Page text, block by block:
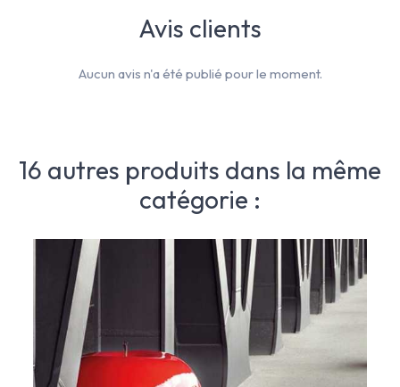
Avis clients
Aucun avis n'a été publié pour le moment.
16 autres produits dans la même
catégorie :